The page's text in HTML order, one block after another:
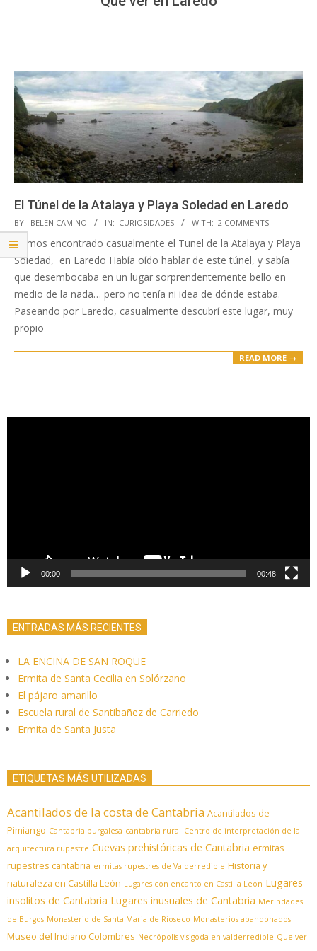
El Túnel de la Atalaya y Playa Soledad en Laredo
2017-
09-
11
BY: BELEN CAMINO IN: CURIOSIDADES WITH: 2 COMMENTS
Hemos encontrado casualmente el Tunel de la Atalaya y Playa
Soledad, en Laredo Había oído hablar de este túnel, y sabía
que desembocaba en un lugar sorprendentemente bello en
medio de la nada… pero no tenía ni idea de dónde estaba.
Paseando por Laredo, casualmente descubrí este lugar, muy
propio
READ MORE →
00:00 00:48
ENTRADAS MÁS RECIENTES
LA ENCINA DE SAN ROQUE
Ermita de Santa Cecilia en Solórzano
El pájaro amarillo
Escuela rural de Santibañez de Carriedo
Ermita de Santa Justa
ETIQUETAS MÁS UTILIZADAS
Acantilados de la costa de Cantabria Acantilados de
Pimiango Cantabria burgalesa cantabria rural Centro de interpretación de la
arquitectura rupestre Cuevas prehistóricas de Cantabria ermitas
rupestres cantabria ermitas rupestres de Valderredible Historia y
naturaleza en Castilla León Lugares con encanto en Castilla Leon Lugares
insolitos de Cantabria Lugares inusuales de Cantabria Merindades
de Burgos Monasterio de Santa Maria de Rioseco Monasterios abandonados
Museo del Indiano Colombres Necrópolis visigoda en valderredible Que ver